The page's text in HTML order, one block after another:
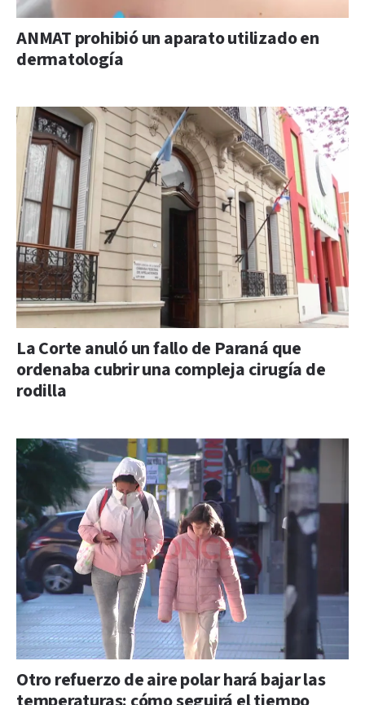
ANMAT prohibió un aparato utilizado en
dermatología
La Corte anuló un fallo de Paraná que
ordenaba cubrir una compleja cirugía de
rodilla
Otro refuerzo de aire polar hará bajar las